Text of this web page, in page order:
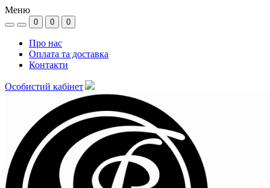
Меню
0 0 0
Про нас
Оплата та доставка
Контакти
Особистий кабінет